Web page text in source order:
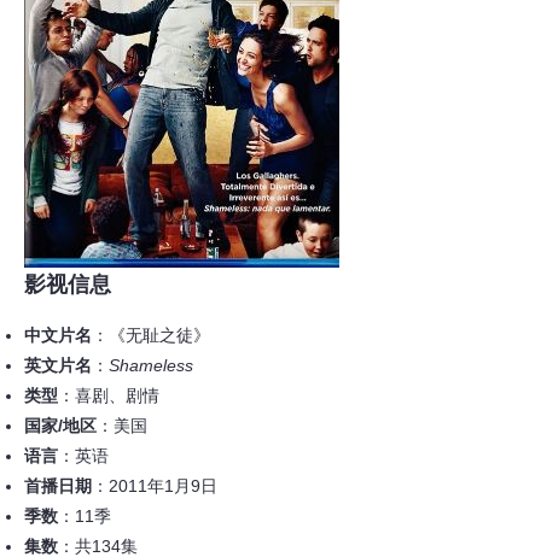
影视信息
中文片名 ：《无耻之徒》
英文片名 ： Shameless
类型 ：喜剧、剧情
国家/地区 ：美国
语言 ：英语
首播日期 ：2011年1月9日
季数 ：11季
集数 ：共134集